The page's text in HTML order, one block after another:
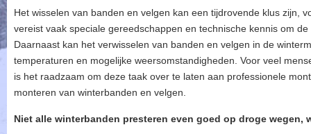
Het wisselen van banden en velgen kan een tijdrovende klus zijn,
vereist vaak speciale gereedschappen en technische kennis om
Daarnaast kan het verwisselen van banden en velgen in de
temperaturen en mogelijke weersomstandigheden. Voor veel
is het raadzaam om deze taak over te laten aan professionele
monteren van winterbanden en velgen.
Niet alle winterbanden presteren even goed op droge wegen,